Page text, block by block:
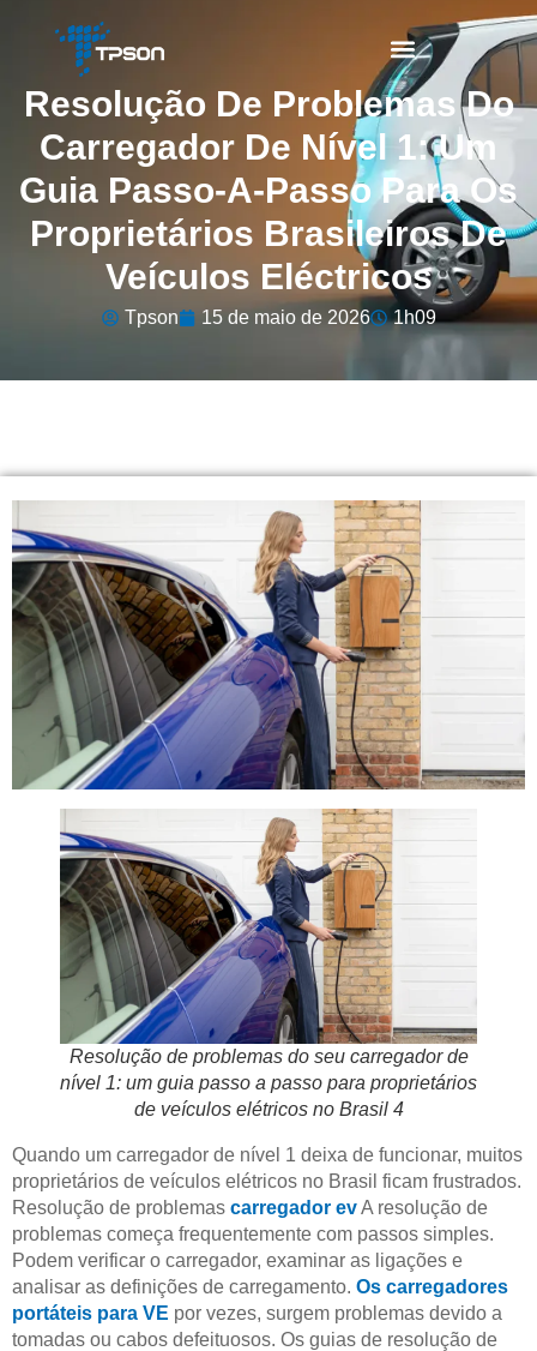
Resolução De Problemas Do
Carregador De Nível 1: Um
Guia Passo-A-Passo Para Os
Proprietários Brasileiros De
Veículos Eléctricos
Tpson 15 de maio de 2026 1h09
Resolução de problemas do seu carregador de
nível 1: um guia passo a passo para proprietários
de veículos elétricos no Brasil 4
Quando um carregador de nível 1 deixa de funcionar, muitos
proprietários de veículos elétricos no Brasil ficam frustrados.
Resolução de problemas carregador evA resolução de
problemas começa frequentemente com passos simples.
Podem verificar o carregador, examinar as ligações e
analisar as definições de carregamento. Os carregadores
portáteis para VE por vezes, surgem problemas devido a
tomadas ou cabos defeituosos. Os guias de resolução de